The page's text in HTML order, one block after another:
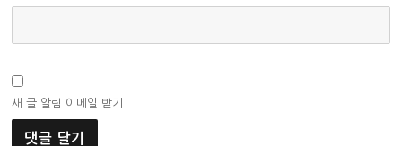
새 글 알림 이메일 받기